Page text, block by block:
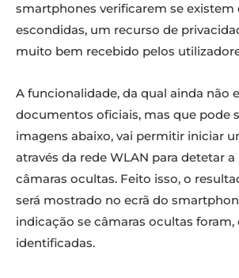
smartphones verificarem se existem
escondidas, um recurso de
muito bem recebido pelos
A funcionalidade, da qual ainda não
documentos oficiais, mas que pode
imagens abaixo, vai permitir iniciar
através da rede WLAN para detetar
câmaras ocultas. Feito isso, o
será mostrado no ecrã do
indicação se câmaras ocultas foram,
identificadas.